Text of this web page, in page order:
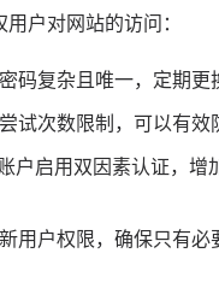
户对网站的访问：
码复杂且唯一，定期更
试次数限制，可以有效
户启用双因素认证，
用户权限，确保只有必